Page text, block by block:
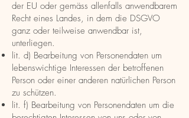
der EU oder gemäss allenfalls anwendbarem
Recht eines Landes, in dem die DSGVO
ganz oder teilweise anwendbar ist,
unterliegen.
lit. d) Bearbeitung von Personendaten um
lebenswichtige Interessen der betroffenen
Person oder einer anderen natürlichen Person
zu schützen.
lit. f) Bearbeitung von Personendaten um die